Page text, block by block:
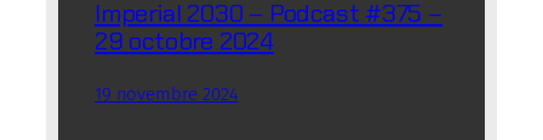
Imperial 2030 – Podcast #375 –
29 octobre 2024
19 novembre 2024